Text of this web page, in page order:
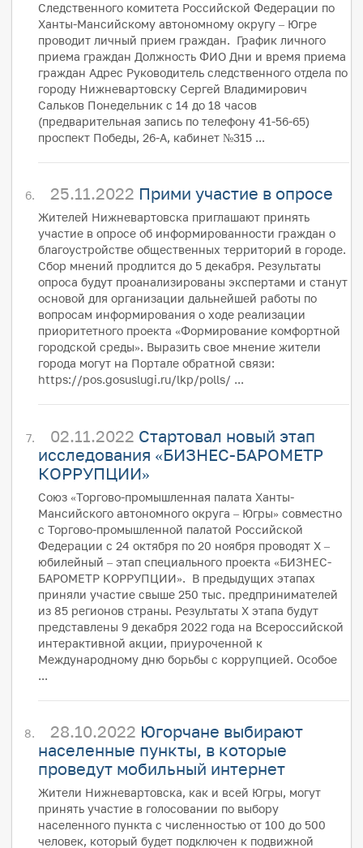
Следственного комитета Российской Федерации по
Ханты-Мансийскому автономному округу – Югре
проводит личный прием граждан. График личного
приема граждан Должность ФИО Дни и время приема
граждан Адрес Руководитель следственного отдела по
городу Нижневартовску Сергей Владимирович
Сальков Понедельник с 14 до 18 часов
(предварительная запись по телефону 41-56-65)
проспект Победы, 26-А, кабинет №315 ...
25.11.2022 Прими участие в опросе
Жителей Нижневартовска приглашают принять
участие в опросе об информированности граждан о
благоустройстве общественных территорий в городе.
Сбор мнений продлится до 5 декабря. Результаты
опроса будут проанализированы экспертами и станут
основой для организации дальнейшей работы по
вопросам информирования о ходе реализации
приоритетного проекта «Формирование комфортной
городской среды». Выразить свое мнение жители
города могут на Портале обратной связи:
https://pos.gosuslugi.ru/lkp/polls/ ...
02.11.2022 Стартовал новый этап
исследования «БИЗНЕС-БАРОМЕТР
КОРРУПЦИИ»
Союз «Торгово-промышленная палата Ханты-
Мансийского автономного округа – Югры» совместно
с Торгово-промышленной палатой Российской
Федерации с 24 октября по 20 ноября проводят Х –
юбилейный – этап специального проекта «БИЗНЕС-
БАРОМЕТР КОРРУПЦИИ». В предыдущих этапах
приняли участие свыше 250 тыс. предпринимателей
из 85 регионов страны. Результаты X этапа будут
представлены 9 декабря 2022 года на Всероссийской
интерактивной акции, приуроченной к
Международному дню борьбы с коррупцией. Особое
...
28.10.2022 Югорчане выбирают
населенные пункты, в которые
проведут мобильный интернет
Жители Нижневартовска, как и всей Югры, могут
принять участие в голосовании по выбору
населенного пункта с численностью от 100 до 500
человек, который будет подключен к подвижной